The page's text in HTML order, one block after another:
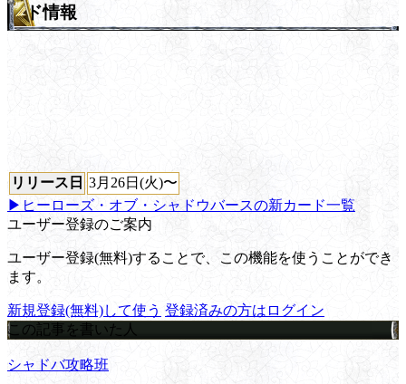
ド情報
リリース日 3月26日(火)〜
▶ヒーローズ・オブ・シャドウバースの新カード一覧
ユーザー登録のご案内
ユーザー登録(無料)することで、この機能を使うことができ
ます。
新規登録(無料)して使う 登録済みの方はログイン
この記事を書いた人
シャドバ攻略班